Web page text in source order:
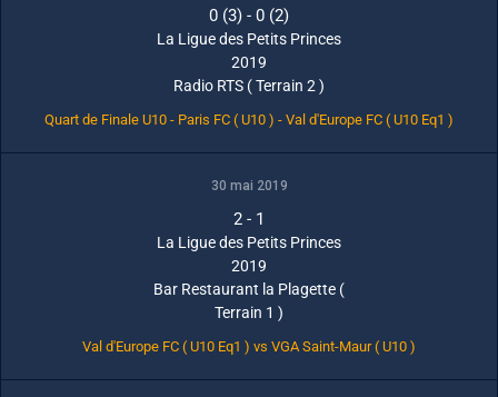
0 (3) - 0 (2)
La Ligue des Petits Princes
2019
Radio RTS ( Terrain 2 )
Quart de Finale U10 - Paris FC ( U10 ) - Val d'Europe FC ( U10 Eq1 )
30 mai 2019
2 - 1
La Ligue des Petits Princes
2019
Bar Restaurant la Plagette (
Terrain 1 )
Val d'Europe FC ( U10 Eq1 ) vs VGA Saint-Maur ( U10 )